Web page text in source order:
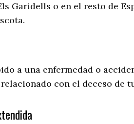
Garidells o en el resto de
a una enfermedad o
con el deceso de